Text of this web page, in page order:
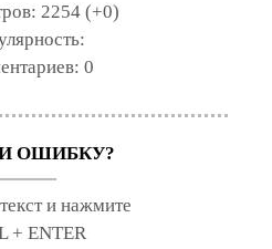
2254 (+0)
0
ОШИБКУ?
и нажмите
+ ENTER